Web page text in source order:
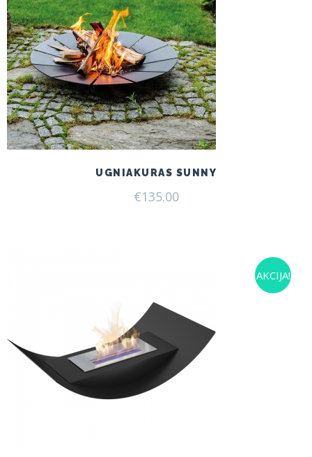
UGNIAKURAS SUNNY
€135.00
AKCIJA!